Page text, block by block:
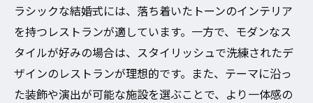
ラシックな結婚式には、落ち着いたトーンのインテリア
を持つレストランが適しています。一方で、モダンなス
タイルが好みの場合は、スタイリッシュで洗練されたデ
ザインのレストランが理想的です。また、テーマに沿っ
た装飾や演出が可能な施設を選ぶことで、より一体感の